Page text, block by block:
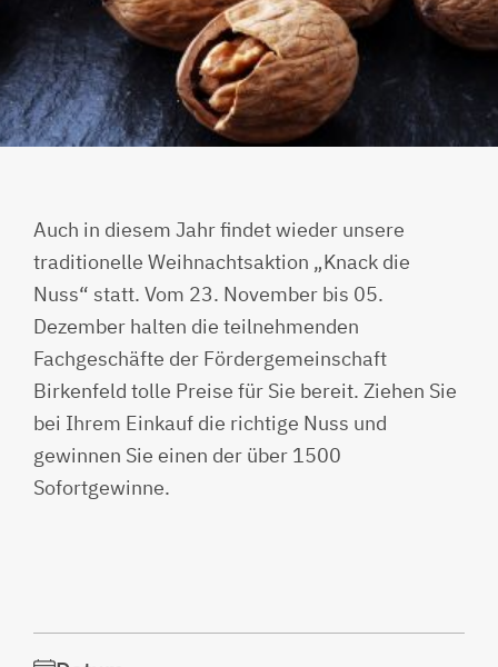
Auch in diesem Jahr findet wieder unsere
traditionelle Weihnachtsaktion „Knack die
Nuss“ statt. Vom 23. November bis 05.
Dezember halten die teilnehmenden
Fachgeschäfte der Fördergemeinschaft
Birkenfeld tolle Preise für Sie bereit. Ziehen Sie
bei Ihrem Einkauf die richtige Nuss und
gewinnen Sie einen der über 1500
Sofortgewinne.